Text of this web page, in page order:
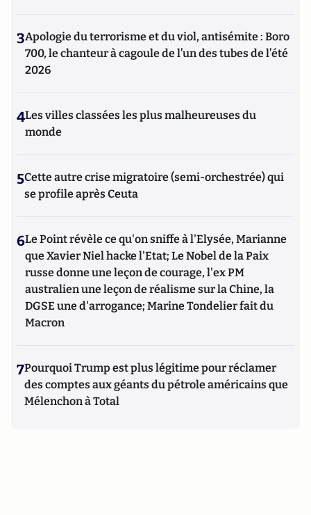
3Apologie du terrorisme et du viol, antisémite : Boro
700, le chanteur à cagoule de l’un des tubes de l’été
2026
4Les villes classées les plus malheureuses du
monde
5Cette autre crise migratoire (semi-orchestrée) qui
se profile après Ceuta
6Le Point révèle ce qu'on sniffe à l'Elysée, Marianne
que Xavier Niel hacke l'Etat; Le Nobel de la Paix
russe donne une leçon de courage, l'ex PM
australien une leçon de réalisme sur la Chine, la
DGSE une d'arrogance; Marine Tondelier fait du
Macron
7Pourquoi Trump est plus légitime pour réclamer
des comptes aux géants du pétrole américains que
Mélenchon à Total